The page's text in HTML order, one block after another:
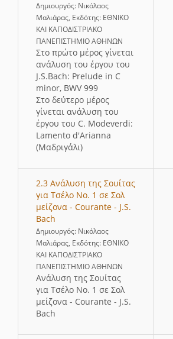
Δημιουργός: Νικόλαος
Μαλιάρας, Εκδότης: ΕΘΝΙΚΟ
ΚΑΙ ΚΑΠΟΔΙΣΤΡΙΑΚΟ
ΠΑΝΕΠΙΣΤΗΜΙΟ ΑΘΗΝΩΝ
Στο πρώτο μέρος γίνεται
ανάλυση του έργου του
J.S.Bach: Prelude in C
minor, BWV 999
Στο δεύτερο μέρος
γίνεται ανάλυση του
έργου του C. Modeverdi:
Lamento d'Arianna
(Μαδριγάλι)
2.3 Ανάλυση της Σουίτας
για Τσέλο Νο. 1 σε Σολ
μείζονα - Courante - J.S.
Bach
Δημιουργός: Νικόλαος
Μαλιάρας, Εκδότης: ΕΘΝΙΚΟ
ΚΑΙ ΚΑΠΟΔΙΣΤΡΙΑΚΟ
ΠΑΝΕΠΙΣΤΗΜΙΟ ΑΘΗΝΩΝ
Ανάλυση της Σουίτας
για Τσέλο Νο. 1 σε Σολ
μείζονα - Courante - J.S.
Bach